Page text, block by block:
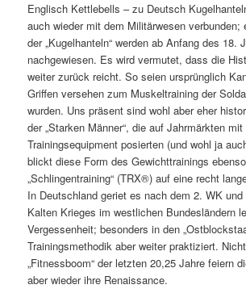
Englisch Kettlebells – zu Deutsch
auch wieder mit dem Militärwesen verbunden;
der „Kugelhanteln“ werden ab Anfang des 18.
nachgewiesen. Es wird vermutet, dass die
weiter zurück reicht. So seien ursprünglich
Griffen versehen zum Muskeltraining der
wurden. Uns präsent sind wohl aber eher
der „Starken Männer“, die auf Jahrmärkten mit
Trainingsequipment posierten (und wohl ja
blickt diese Form des Gewichttrainings
„Schlingentraining“ (TRX®) auf eine recht
In Deutschland geriet es nach dem 2. WK
Kalten Krieges im westlichen Bundesländern
Vergessenheit; besonders in den
Trainingsmethodik aber weiter praktiziert.
„Fitnessboom“ der letzten 20,25 Jahre feiern
aber wieder ihre Renaissance.